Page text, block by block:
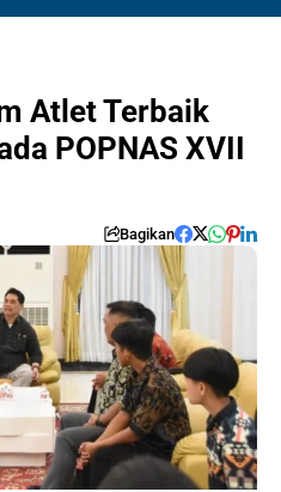
Atlet Terbaik
POPNAS XVII
Bagikan